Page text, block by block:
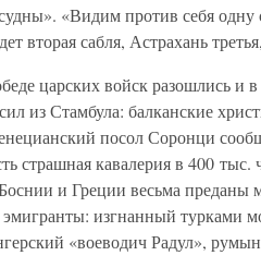
«Видим против себя
вторая сабля, Астрахань
царских войск разошлись
из Стамбула: балканские
посол Соронци
страшная кавалерия в 400
и Греции весьма преданы
изгнанный турками
«воеводич Радул»,